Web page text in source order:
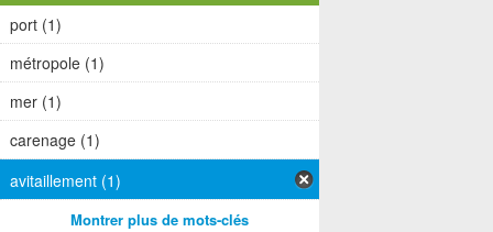
port (1)
métropole (1)
mer (1)
carenage (1)
avitaillement (1)
Montrer plus de mots-clés